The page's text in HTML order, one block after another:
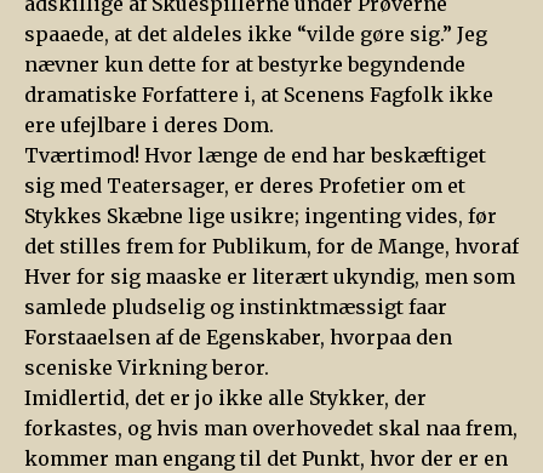
spaaede, at det aldeles ikke “vilde gøre sig.” Jeg
nævner kun dette for at bestyrke begyndende
dramatiske Forfattere i, at Scenens Fagfolk ikke
ere ufejlbare i deres Dom.
Tværtimod! Hvor længe de end har beskæftiget
sig med Teatersager, er deres Profetier om et
Stykkes Skæbne lige usikre; ingenting vides, før
det stilles frem for Publikum, for de Mange, hvoraf
Hver for sig maaske er literært ukyndig, men som
samlede pludselig og instinktmæssigt faar
Forstaaelsen af de Egenskaber, hvorpaa den
sceniske Virkning beror.
Imidlertid, det er jo ikke alle Stykker, der
forkastes, og hvis man overhovedet skal naa frem,
kommer man engang til det Punkt, hvor der er en